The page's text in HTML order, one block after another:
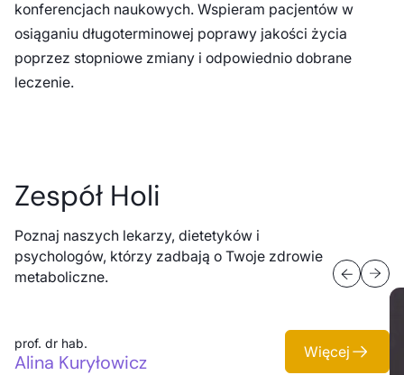
konferencjach naukowych. Wspieram pacjentów w
osiąganiu długoterminowej poprawy jakości życia
poprzez stopniowe zmiany i odpowiednio dobrane
leczenie.
Zespół Holi
Poznaj naszych lekarzy, dietetyków i
psychologów, którzy zadbają o Twoje zdrowie
metaboliczne.
Alina Kuryłowicz
prof. dr hab. Więcej